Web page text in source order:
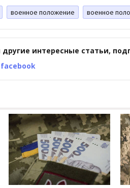
военное положение военное
другие интересные статьи,